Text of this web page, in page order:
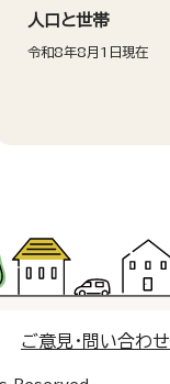
人口と世帯
令和8年8月1日現在
ご意見・問い合わせ